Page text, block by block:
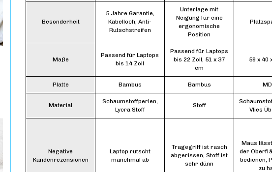
Besonderheit
5 Jahre Garantie,
Kabelloch, Anti-
Rutschstreifen
Unterlage mit
Neigung für eine
ergonomische
Position
Maße
Passend für Laptops
bis 14 Zoll
Passend für Laptops
bis 22 Zoll, 51 x 37
cm
59 x 40
Platte Bambus Bambus
Material
Schaumstoffperlen,
Lycra Stoff
Stoff
Vlies
Negative
Kundenrezensionen
Laptop rutscht
manchmal ab
Tragegriff ist rasch
abgerissen, Stoff ist
sehr dünn
Maus
der
bedienen,
zu